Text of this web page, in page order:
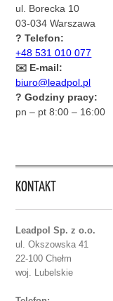
ul. Borecka 10
03-034 Warszawa
? Telefon:
+48 531 010 077
✉️ E-mail:
biuro@leadpol.pl
? Godziny pracy:
pn – pt 8:00 – 16:00
KONTAKT
Leadpol Sp. z o.o.
ul. Okszowska 41
22-100 Chełm
woj. Lubelskie